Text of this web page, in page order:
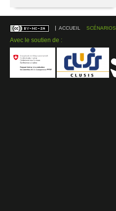
ACCUEIL SCÉNARIOS
Avec le soutien de :